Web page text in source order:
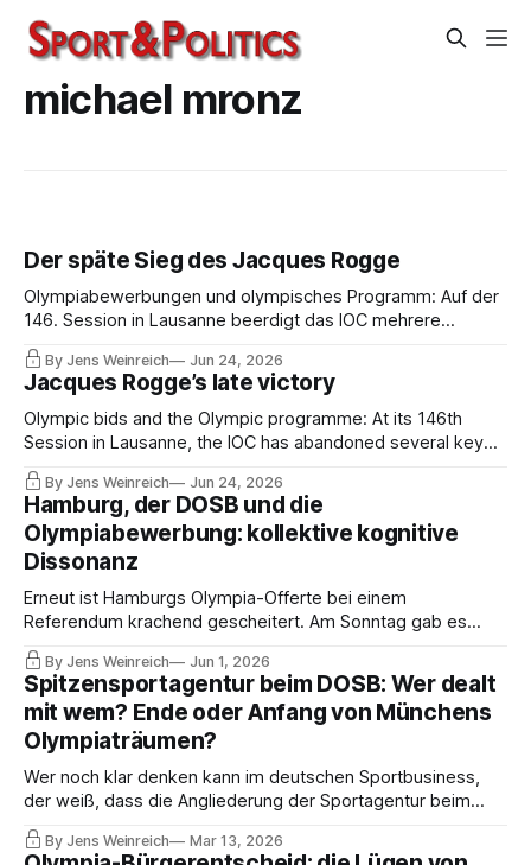
michael mronz
Der späte Sieg des Jacques Rogge
Olympiabewerbungen und olympisches Programm: Auf der
146. Session in Lausanne beerdigt das IOC mehrere
Kernpunkte der Ära Thomas Bach und kehrt zu einigen
Prinzipien zurück, die maßgeblich unter dem Belgier
Jacques Rogge entwickelt wurden.
By Jens Weinreich Jun 24, 2026
Jacques Rogge’s late victory
Olympic bids and the Olympic programme: At its 146th
Session in Lausanne, the IOC has abandoned several key
elements of the Thomas Bach era and is returning to a
number of principles that were largely developed under the
Belgian Jacques Rogge.
By Jens Weinreich Jun 24, 2026
Hamburg, der DOSB und die
Olympiabewerbung: kollektive kognitive
Dissonanz
Erneut ist Hamburgs Olympia-Offerte bei einem
Referendum krachend gescheitert. Am Sonntag gab es
weniger Ja-Stimmen und mehr Nein-Stimmen als 2015,
obwohl angeblich alles besser, preiswerter, transparenter
geplant und die IOC-Regularien durchlässiger sein sollen.
Ein Realitäts-Check.
By Jens Weinreich Jun 1, 2026
Spitzensportagentur beim DOSB: Wer dealt
mit wem? Ende oder Anfang von Münchens
Olympiaträumen?
Wer noch klar denken kann im deutschen Sportbusiness,
der weiß, dass die Angliederung der Sportagentur beim
DOSB der Bankrott angeblicher Reformen wäre. Es ist das
Top-Thema derzeit. Die Geschichte hat das Zeug,
By Jens Weinreich Mar 13, 2026